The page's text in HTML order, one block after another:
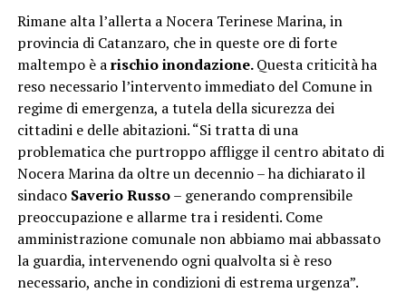
Rimane alta l’allerta a Nocera Terinese Marina, in
provincia di Catanzaro, che in queste ore di forte
maltempo è arischio inondazione.Questa criticità ha
reso necessario l’intervento immediato del Comune in
regime di emergenza, a tutela della sicurezza dei
cittadini e delle abitazioni. “Si tratta di una
problematica che purtroppo affligge il centro abitato di
Nocera Marina da oltre un decennio – ha dichiarato il
sindacoSaverio Russo– generando comprensibile
preoccupazione e allarme tra i residenti. Come
amministrazione comunale non abbiamo mai abbassato
la guardia, intervenendo ogni qualvolta si è reso
necessario, anche in condizioni di estrema urgenza”.